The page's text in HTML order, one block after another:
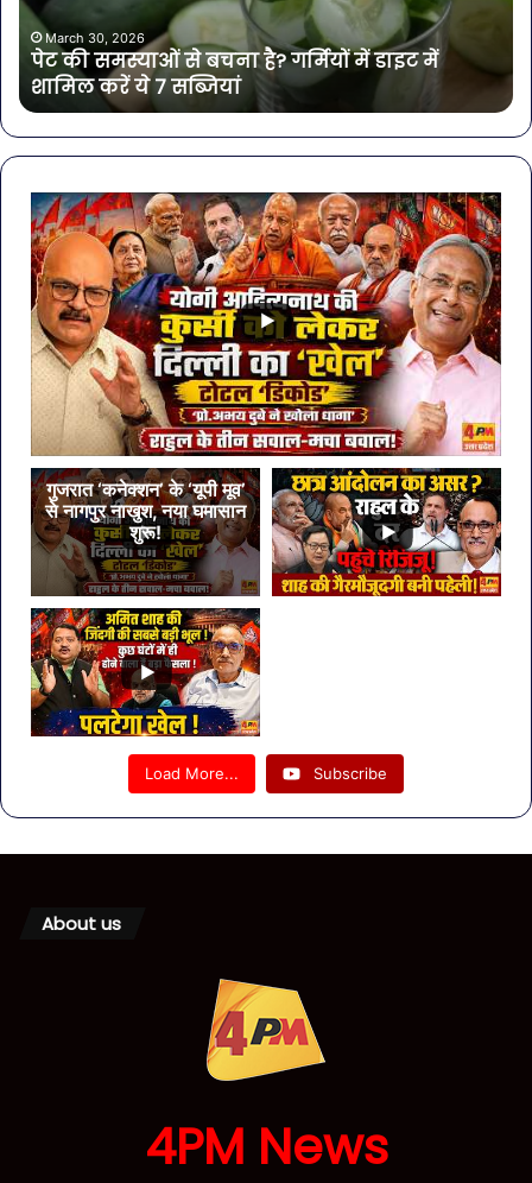
गर्मियों
डाइट
शामिल
करें
ये
सब्जियां
March 30, 2026
पेट की समस्याओं से बचना है? गर्मियों में डाइट में
शामिल करें ये 7 सब्जियां
के
गुजरात ‘कनेक्शन’ के ‘यूपी मूव’
से नागपुर नाखुश, नया घमासान
शुरू!
Load More... Subscribe
About us
4PM News